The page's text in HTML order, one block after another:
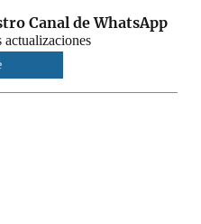
Canal de WhatsApp
actualizaciones